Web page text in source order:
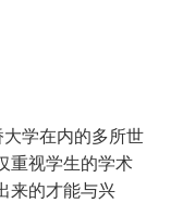
学在内的多所世
重视学生的学术
来的才能与兴